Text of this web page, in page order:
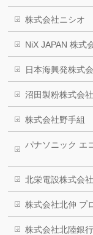
株式会社ニシオ
NiX JAPAN 株式
日本海興発株式
沼田製粉株式会社
株式会社野手組
パナソニック
北栄電設株式会社
株式会社北伸 プ
株式会社北陸銀